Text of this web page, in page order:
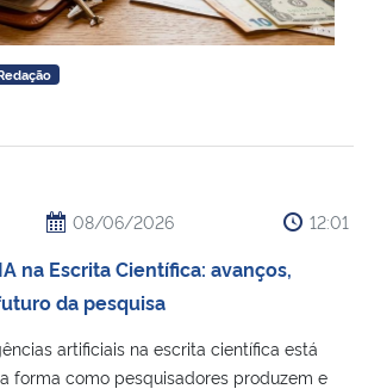
08/06/2026 12:01
na Escrita Científica: avanços,
da pesquisa
artificiais na escrita científica está
forma como pesquisadores produzem e